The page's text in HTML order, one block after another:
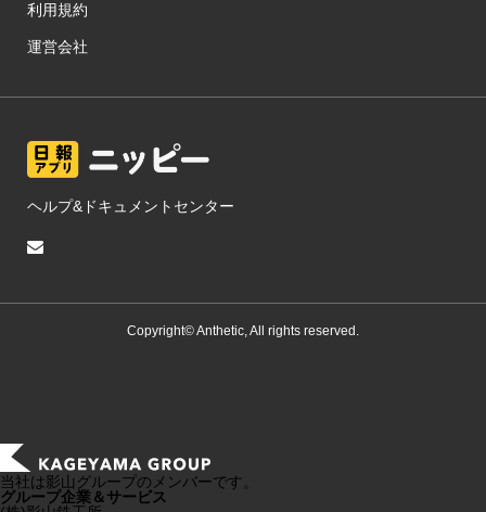
利用規約
運営会社
ヘルプ&ドキュメントセンター
Copyright© Anthetic, All rights reserved.
当社は影山グループのメンバーです。
グループ企業＆サービス